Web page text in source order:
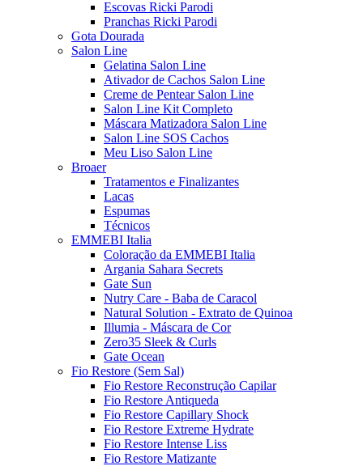
Escovas Ricki Parodi
Pranchas Ricki Parodi
Gota Dourada
Salon Line
Gelatina Salon Line
Ativador de Cachos Salon Line
Creme de Pentear Salon Line
Salon Line Kit Completo
Máscara Matizadora Salon Line
Salon Line SOS Cachos
Meu Liso Salon Line
Broaer
Tratamentos e Finalizantes
Lacas
Espumas
Técnicos
EMMEBI Italia
Coloração da EMMEBI Italia
Argania Sahara Secrets
Gate Sun
Nutry Care - Baba de Caracol
Natural Solution - Extrato de Quinoa
Illumia - Máscara de Cor
Zero35 Sleek & Curls
Gate Ocean
Fio Restore (Sem Sal)
Fio Restore Reconstrução Capilar
Fio Restore Antiqueda
Fio Restore Capillary Shock
Fio Restore Extreme Hydrate
Fio Restore Intense Liss
Fio Restore Matizante